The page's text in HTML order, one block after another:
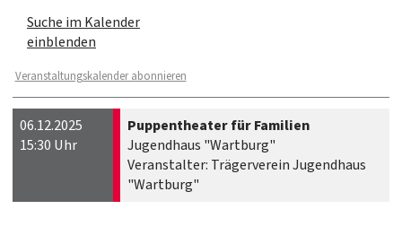
Suche im Kalender
einblenden
Veranstaltungskalender abonnieren
06.12.2025
15:30 Uhr
Puppentheater für Familien
Jugendhaus "Wartburg"
Veranstalter: Trägerverein Jugendhaus
"Wartburg"